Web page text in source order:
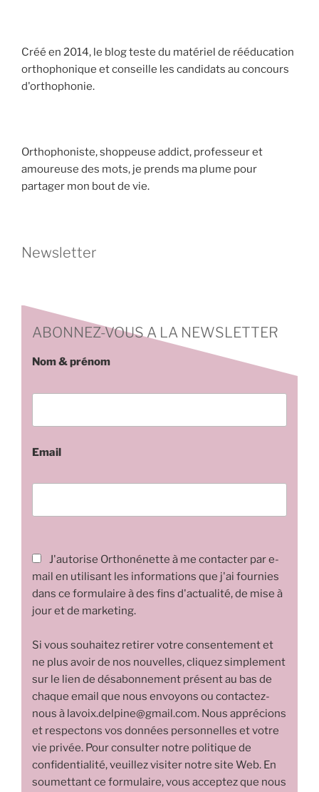
Créé en 2014, le blog teste du matériel de rééducation
orthophonique et conseille les candidats au concours
d'orthophonie.
Orthophoniste, shoppeuse addict, professeur et
amoureuse des mots, je prends ma plume pour
partager mon bout de vie.
Newsletter
ABONNEZ-VOUS A LA NEWSLETTER
Nom & prénom
Email
J'autorise Orthonénette à me contacter par e-
mail en utilisant les informations que j'ai fournies
dans ce formulaire à des fins d'actualité, de mise à
jour et de marketing.
Si vous souhaitez retirer votre consentement et
ne plus avoir de nos nouvelles, cliquez simplement
sur le lien de désabonnement présent au bas de
chaque email que nous envoyons ou contactez-
nous à lavoix.delpine@gmail.com. Nous apprécions
et respectons vos données personnelles et votre
vie privée. Pour consulter notre politique de
confidentialité, veuillez visiter notre site Web. En
soumettant ce formulaire, vous acceptez que nous